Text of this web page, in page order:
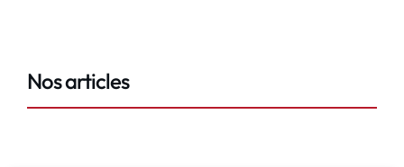
Nos articles